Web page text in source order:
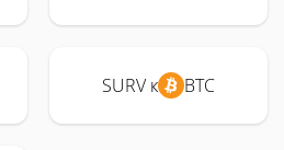
SURV к BTC